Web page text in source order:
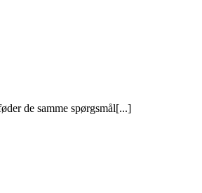
de samme spørgsmål[...]